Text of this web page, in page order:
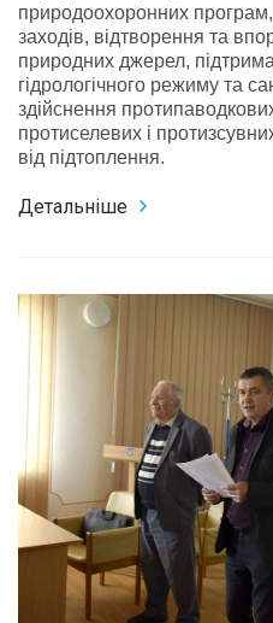
природоохоронних
заходів, відтворення та
природних джерел,
гідрологічного режиму та
здійснення
протиселевих і
від підтоплення.
Детальніше